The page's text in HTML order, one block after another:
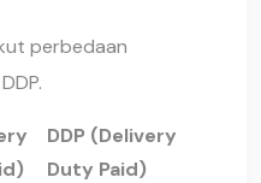
perbedaan
DDP (Delivery
Duty Paid)